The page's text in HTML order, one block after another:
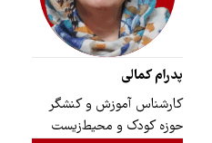
پدرام کمالی
کارشناس آموزش و کنشگر
حوزه‌ کودک و محیط‌زیست